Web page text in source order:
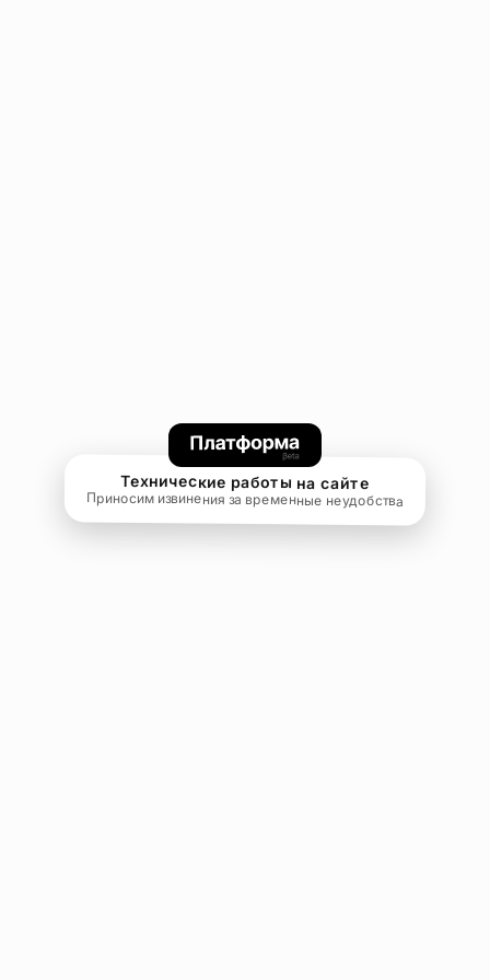
Технические работы на сайте
Приносим извинения за временные неудобства